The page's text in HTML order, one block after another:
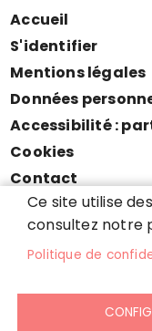
Menu
Pied
de
page
Accueil
S'identifier
Mentions légales
Données
Accessibilité :
Cookies
Contact
Presse
Plan du site
Ce site utilise
consultez notre
Politique de